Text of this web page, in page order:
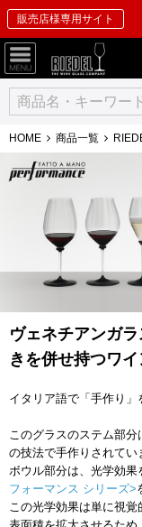
販売店様専用サイト
HOME 商品一覧
ヴェネチアンガ
きを併せ持つワ
イタリア語で「手作り」
このグラスのステム部
の技法で手作りされてい
ボウル部分は、光学効
フォーマンス シリーズ>
この光学効果は単に視